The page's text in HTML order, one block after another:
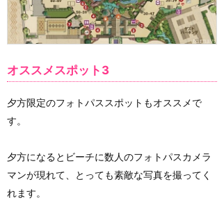
オススメスポット3
夕方限定のフォトパススポットもオススメで
す。
夕方になるとビーチに数人のフォトパスカメラ
マンが現れて、とっても素敵な写真を撮ってく
れます。